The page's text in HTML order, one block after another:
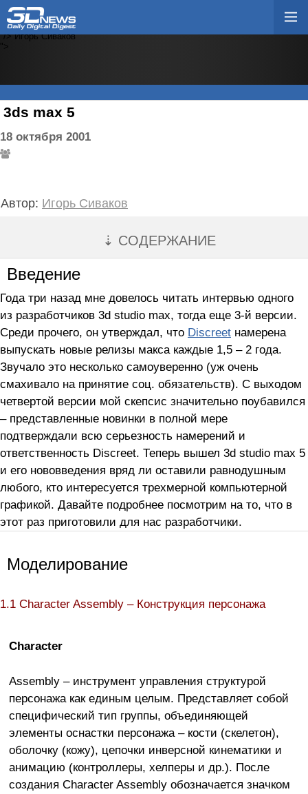
Игорь Сиваков
"/>Игорь Сиваков
"/>Игорь Сиваков
"/>Игорь Сиваков
">
3ds max 5
18 октября 2001
Автор: Игорь Сиваков
⇣ СОДЕРЖАНИЕ
Введение
Года три назад мне довелось читать интервью одного
из разработчиков 3d studio max, тогда еще 3-й версии.
Среди прочего, он утверждал, что Discreet намерена
выпускать новые релизы макса каждые 1,5 – 2 года.
Звучало это несколько самоуверенно (уж очень
смахивало на принятие соц. обязательств). С выходом
четвертой версии мой скепсис значительно поубавился
– представленные новинки в полной мере
подтверждали всю серьезность намерений и
ответственность Discreet. Теперь вышел 3d studio max 5
и его нововведения вряд ли оставили равнодушным
любого, кто интересуется трехмерной компьютерной
графикой. Давайте подробнее посмотрим на то, что в
этот раз приготовили для нас разработчики.
Моделирование
1.1 Character Assembly – Конструкция персонажа
Character
Assembly – инструмент управления структурой
персонажа как единым целым. Представляет собой
специфический тип группы, объединяющей
элементы оснастки персонажа – кости (скелетон),
оболочку (кожу), цепочки инверсной кинематики и
анимацию (контроллеры, хелперы и др.). После
создания Character Assembly обозначается значком